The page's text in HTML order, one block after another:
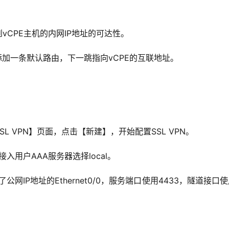
主机的内网IP地址的可达性。
条默认路由，下一跳指向vCPE的互联地址。
VPN】页面，点击【新建】，开始配置SSL VPN。
入用户AAA服务器选择local。
公网IP地址的Ethernet0/0，服务端口使用4433，隧道接口